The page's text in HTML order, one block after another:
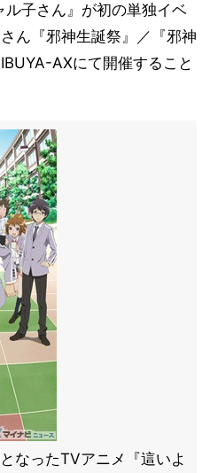
子さん』が初の単独イベ
ん『邪神生誕祭』／『邪神
AXにて開催すること
なったTVアニメ『這いよ